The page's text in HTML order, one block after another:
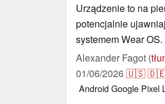
Urządzenie to na
potencjalnie
systemem Wear OS.
Alexander Fagot (
01/06/2026🇺🇸
AndroidGoogle Pixel